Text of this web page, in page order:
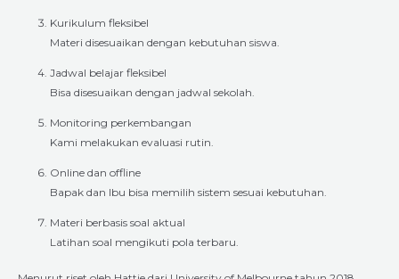
Kurikulum fleksibel
Materi disesuaikan dengan kebutuhan siswa.
Jadwal belajar fleksibel
Bisa disesuaikan dengan jadwal sekolah.
Monitoring perkembangan
Kami melakukan evaluasi rutin.
Online dan offline
Bapak dan Ibu bisa memilih sistem sesuai kebutuhan.
Materi berbasis soal aktual
Latihan soal mengikuti pola terbaru.